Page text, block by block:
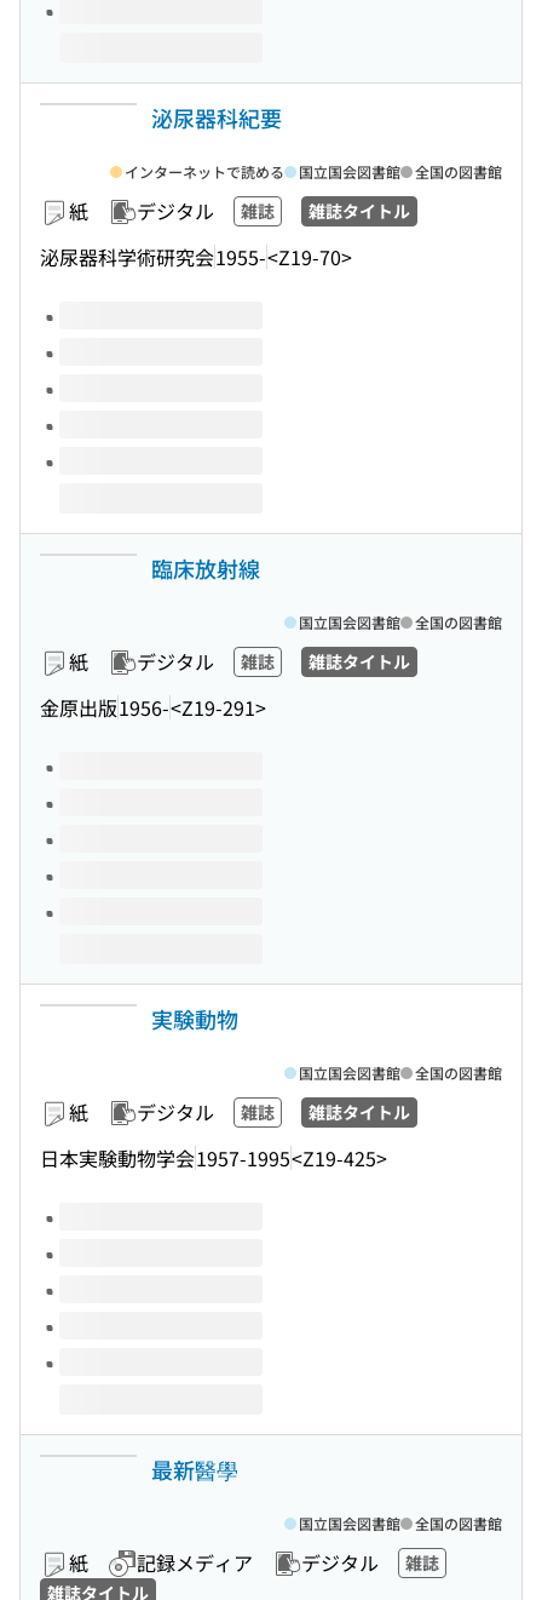
泌尿器科紀要
紙 デジタル 雑誌 雑誌タイトル
泌尿器科学術研究会1955-<Z19-70>
インターネットで読める 国立国会図書館 全国の図書館
このタイトルの巻号
臨床放射線
紙 デジタル 雑誌 雑誌タイトル
金原出版1956-<Z19-291>
国立国会図書館 全国の図書館
このタイトルの巻号
実験動物
紙 デジタル 雑誌 雑誌タイトル
日本実験動物学会1957-1995<Z19-425>
国立国会図書館 全国の図書館
このタイトルの巻号
最新醫學
紙 記録メディア デジタル
雑誌
雑誌タイトル
国立国会図書館 全国の図書館